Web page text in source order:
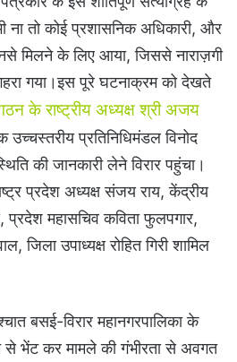
ना तो कोई प्रशासनिक अधिकारी, और
मिलने के लिए आया, जिससे नाराज़गी
गया।इस पूरे घटनाक्रम को देखते
के राष्ट्रीय अध्यक्ष श्री अजय
प्रतिनिधिमंडल विनोद
की जानकारी लेने विरार पहुंचा।
प्रदेश अध्यक्ष संजय राय, केंद्रीय
महासचिव कविता फुलपगार,
जिला उपाध्यक्ष रोहित गिरी शामिल
बसई-विरार महानगरपालिका के
से भेंट कर मामले की गंभीरता से अवगत